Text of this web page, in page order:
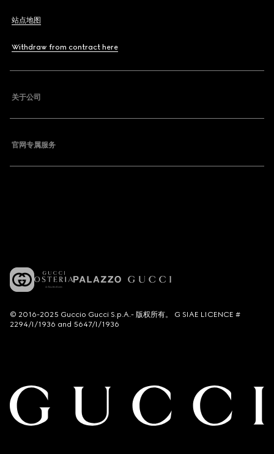
站点地图
Withdraw from contract here
关于公司
官网专属服务
© 2016-2025 Guccio Gucci S.p.A.- 版权所有。 G SIAE LICENCE #
2294/I/1936 and 5647/I/1936